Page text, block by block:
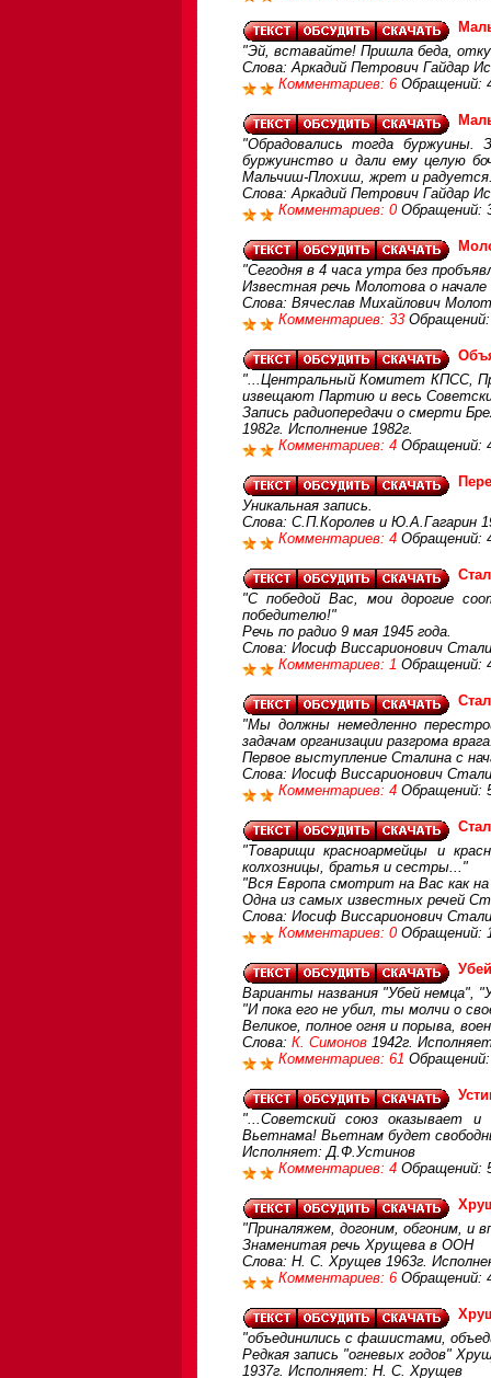
"Эй, вставайте! Пришла беда,
Слова: Аркадий Петрович Гайдар
Комментариев: 6 Обращений:
"Обрадовались тогда буржуины.
буржуинство и дали ему целую
Мальчиш-Плохиш, жрет и
Слова: Аркадий Петрович Гайдар
Комментариев: 0 Обращений:
"Сегодня в 4 часа утра без
Известная речь Молотова о
Слова: Вячеслав Михайлович
Комментариев: 33 Обращений:
"...Центральный Комитет КПСС,
извещают Партию и весь
Запись радиопередачи о смерти
1982г. Исполнение 1982г.
Комментариев: 4 Обращений:
Уникальная запись.
Слова: С.П.Королев и Ю.А.Гагарин
Комментариев: 4 Обращений:
"С победой Вас, мои дорогие
победителю!"
Речь по радио 9 мая 1945 года.
Слова: Иосиф Виссарионович
Комментариев: 1 Обращений:
"Мы должны немедленно
задачам организации разгрома
Первое выступление Сталина с
Слова: Иосиф Виссарионович
Комментариев: 4 Обращений:
"Товарищи красноармейцы и
колхозницы, братья и сестры..."
"Вся Европа смотрит на Вас как
Одна из самых известных речей
Слова: Иосиф Виссарионович
Комментариев: 0 Обращений:
Варианты названия "Убей немца",
"И пока его не убил, ты молчи о
Великое, полное огня и порыва,
Слова: К. Симонов 1942г.
Комментариев: 61 Обращений:
"...Советский союз оказывает
Вьетнама! Вьетнам будет
Исполняет: Д.Ф.Устинов
Комментариев: 4 Обращений:
"Приналяжем, догоним, обгоним, и
Знаменитая речь Хрущева в ООН
Слова: Н. С. Хрущев 1963г.
Комментариев: 6 Обращений:
"объединились с фашистами,
Редкая запись "огневых годов"
1937г. Исполняет: Н. С. Хрущев